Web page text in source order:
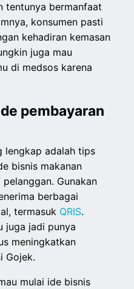
tentunya bermanfaat
konsumen pasti
kehadiran kemasan
juga mau
di medsos karena
pembayaran
lengkap adalah tips
bisnis makanan
Gunakan
berbagai
termasuk QRIS.
juga jadi punya
meningkatkan
Gojek.
mulai ide bisnis